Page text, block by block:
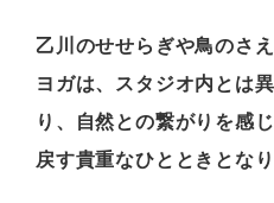
乙川のせせらぎや鳥のさ
ヨガは、スタジオ内とは
り、自然との繋がりを感
戻す貴重なひとときとなり